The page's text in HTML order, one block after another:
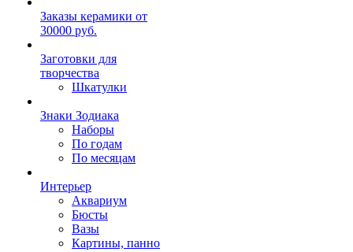
Заказы керамики от
30000 руб.
Заготовки для
творчества
Шкатулки
Знаки Зодиака
Наборы
По годам
По месяцам
Интерьер
Аквариум
Бюсты
Вазы
Картины, панно